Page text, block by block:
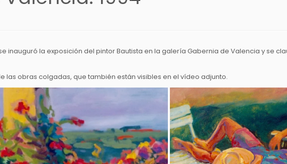
inauguró la exposición del pintor Bautista en la galería Gabernia de Valencia y se
las obras colgadas, que también están visibles en el vídeo adjunto.